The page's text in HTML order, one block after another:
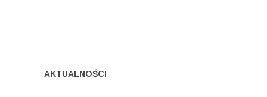
j
:
AKTUALNOŚCI